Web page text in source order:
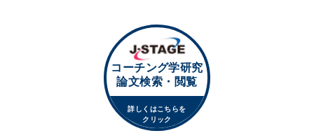
コーチング学研究
論文検索・閲覧
詳しくはこちらを
クリック